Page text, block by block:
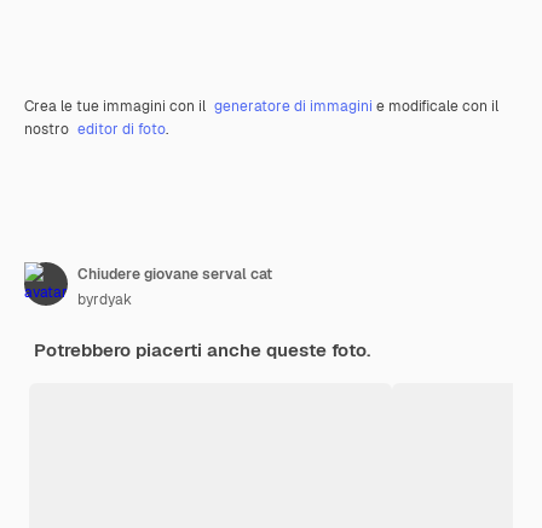
Crea le tue immagini con il generatore di immagini e modificale con il
nostro editor di foto.
Chiudere giovane serval cat
byrdyak
Potrebbero piacerti anche queste foto.